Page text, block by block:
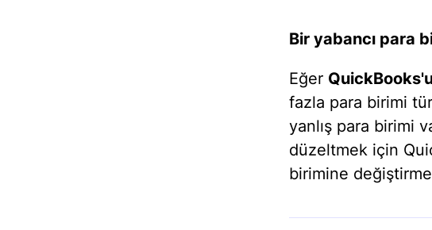
Bir yabancı para
Eğer
fazla para birimi
yanlış para birimi
düzeltmek için
birimine